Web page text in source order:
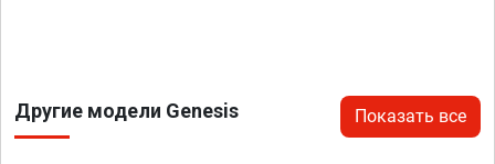
Другие модели Genesis Показать все